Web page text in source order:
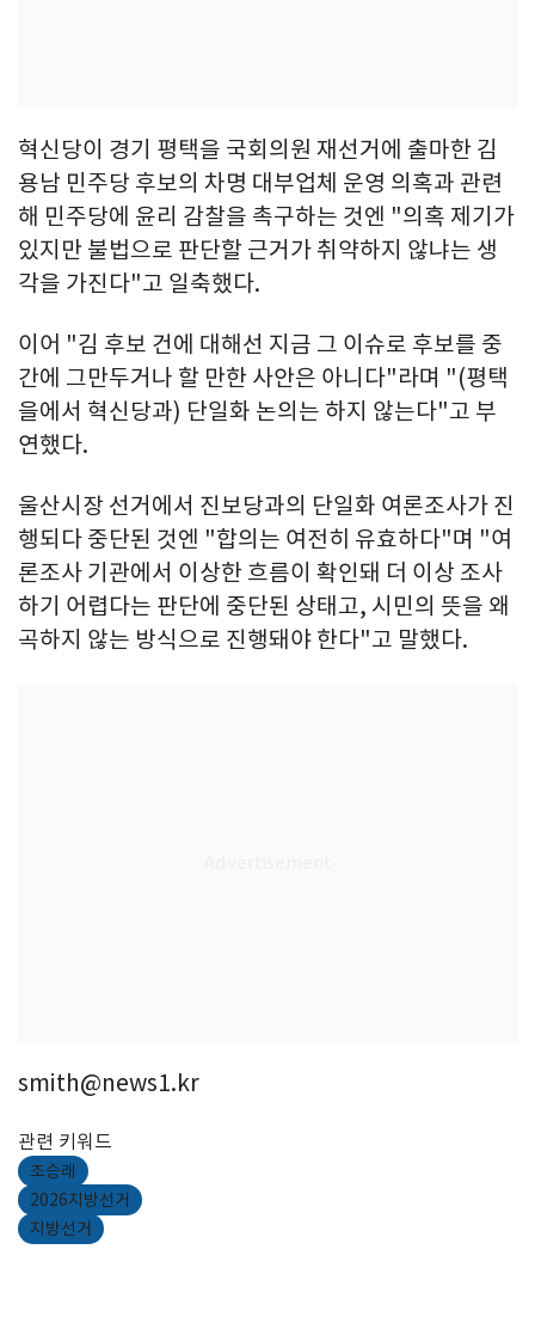
혁신당이 경기 평택을 국회의원 재선거에 출마한 김
용남 민주당 후보의 차명 대부업체 운영 의혹과 관련
해 민주당에 윤리 감찰을 촉구하는 것엔 "의혹 제기가
있지만 불법으로 판단할 근거가 취약하지 않냐는 생
각을 가진다"고 일축했다.
이어 "김 후보 건에 대해선 지금 그 이슈로 후보를 중
간에 그만두거나 할 만한 사안은 아니다"라며 "(평택
을에서 혁신당과) 단일화 논의는 하지 않는다"고 부
연했다.
울산시장 선거에서 진보당과의 단일화 여론조사가 진
행되다 중단된 것엔 "합의는 여전히 유효하다"며 "여
론조사 기관에서 이상한 흐름이 확인돼 더 이상 조사
하기 어렵다는 판단에 중단된 상태고, 시민의 뜻을 왜
곡하지 않는 방식으로 진행돼야 한다"고 말했다.
smith@news1.kr
관련 키워드
조승래
2026지방선거
지방선거